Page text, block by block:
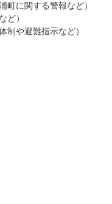
町に関する警報など）
ど）
制や避難指示など）